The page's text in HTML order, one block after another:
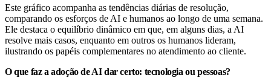
Este gráfico acompanha as tendências diárias de resolução,
comparando os esforços de AI e humanos ao longo de uma semana.
Ele destaca o equilíbrio dinâmico em que, em alguns dias, a AI
resolve mais casos, enquanto em outros os humanos lideram,
ilustrando os papéis complementares no atendimento ao cliente.
O que faz a adoção de AI dar certo: tecnologia ou pessoas?